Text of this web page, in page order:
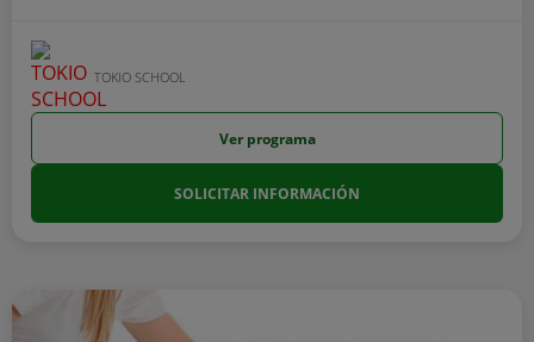
TOKIO SCHOOL
Ver programa
SOLICITAR INFORMACIÓN